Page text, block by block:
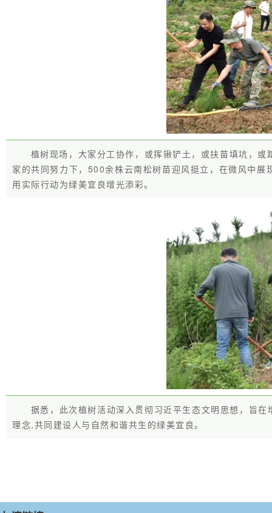
植树现场，大家分工协作，或挥锹铲土，或扶苗填坑，
家的共同努力下，500余株云南松树苗迎风挺立，在微风中
用实际行动为绿美宜良增光添彩。
据悉，此次植树活动深入贯彻习近平生态文明思想，旨
理念,共同建设人与自然和谐共生的绿美宜良。